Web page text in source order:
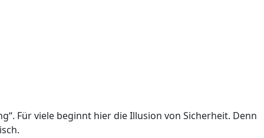
Für viele beginnt hier die Illusion von Sicherheit. Denn